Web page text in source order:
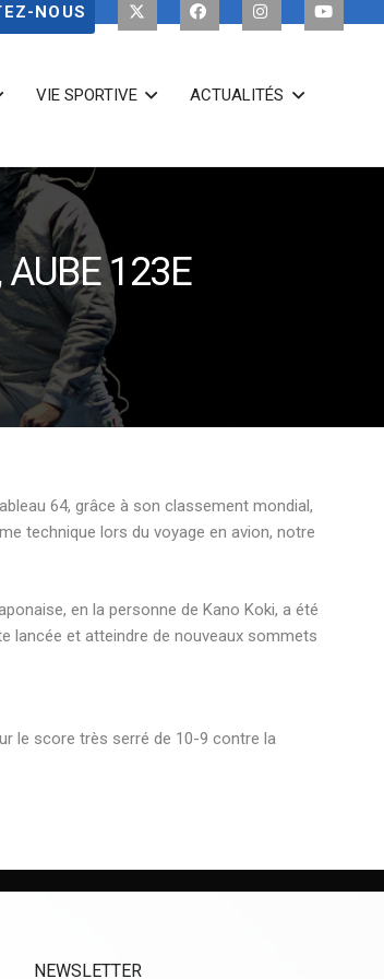
NOUS
VIE SPORTIVE ACTUALITÉS
AUBE 123E
64, grâce à son classement mondial,
technique lors du voyage en avion, notre
en la personne de Kano Koki, a été
lancée et atteindre de nouveaux sommets
le score très serré de 10-9 contre la
NEWSLETTER